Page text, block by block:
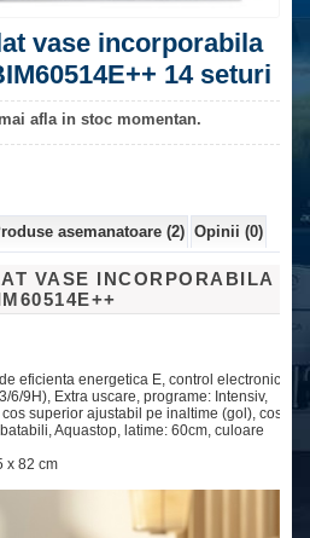
vase incorporabila
14 seturi
afla in stoc momentan.
asemanatoare (2) Opinii (0)
VASE INCORPORABILA
eficienta energetica E, control electronic,
6/9H), Extra uscare, programe: Intensiv,
superior ajustabil pe inaltime (gol), cos
Aquastop, latime: 60cm, culoare
x 82 cm